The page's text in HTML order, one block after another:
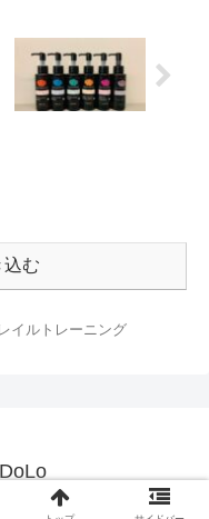
込む
イルトレーニング